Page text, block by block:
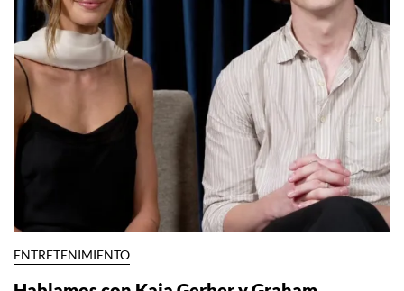
BEAUTY
Tu guía de ácidos en skincare: cuáles
funcionan, cuáles son moda y cómo
combinarlos sin arruinar tu piel
Por:Stephie Ramírez